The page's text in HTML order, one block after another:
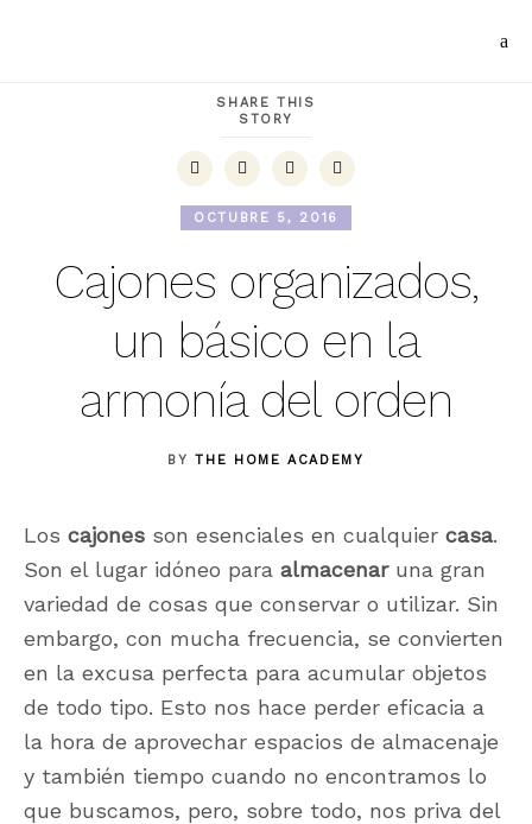
SHARE THIS
STORY
OCTUBRE 5, 2016
Cajones organizados,
un básico en la
armonía del orden
BYTHE HOME ACADEMY
Los cajones son esenciales en cualquier casa.
Son el lugar idóneo para almacenaruna gran
variedad de cosas que conservar o utilizar. Sin
embargo, con mucha frecuencia, se convierten
en la excusa perfecta para acumular objetos
de todo tipo. Esto nos hace perder eficacia a
la hora de aprovechar espacios de almacenaje
y también tiempo cuando no encontramos lo
que buscamos, pero, sobre todo, nos priva del